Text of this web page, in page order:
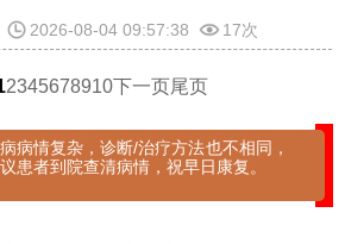
2026-08-04 09:57:38 17次
2345678910下一页尾页
病情复杂，诊断/治疗方法也不相同，
患者到院查清病情，祝早日康复。